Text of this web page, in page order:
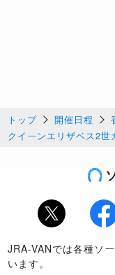
トップ 開催日程
クイーンエリザベス2世
Twitter
JRA-VANでは各種ソ
います。